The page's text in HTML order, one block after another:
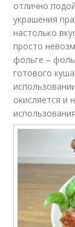
отлично
украшения
настолько
просто
фольге –
готового
окисляется и